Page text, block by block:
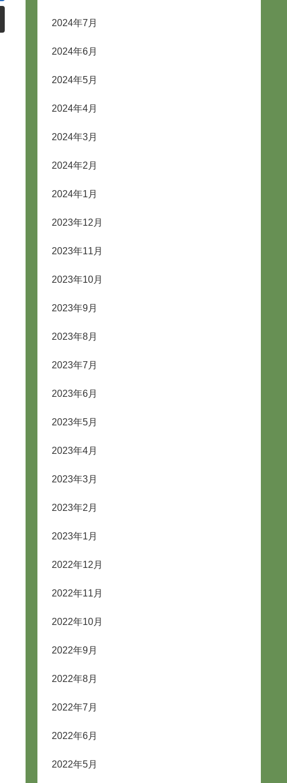
2024年7月
2024年6月
2024年5月
2024年4月
2024年3月
2024年2月
2024年1月
2023年12月
2023年11月
2023年10月
2023年9月
2023年8月
2023年7月
2023年6月
2023年5月
2023年4月
2023年3月
2023年2月
2023年1月
2022年12月
2022年11月
2022年10月
2022年9月
2022年8月
2022年7月
2022年6月
2022年5月